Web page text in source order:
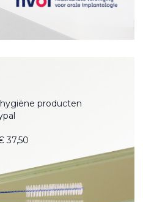
producten
37,50